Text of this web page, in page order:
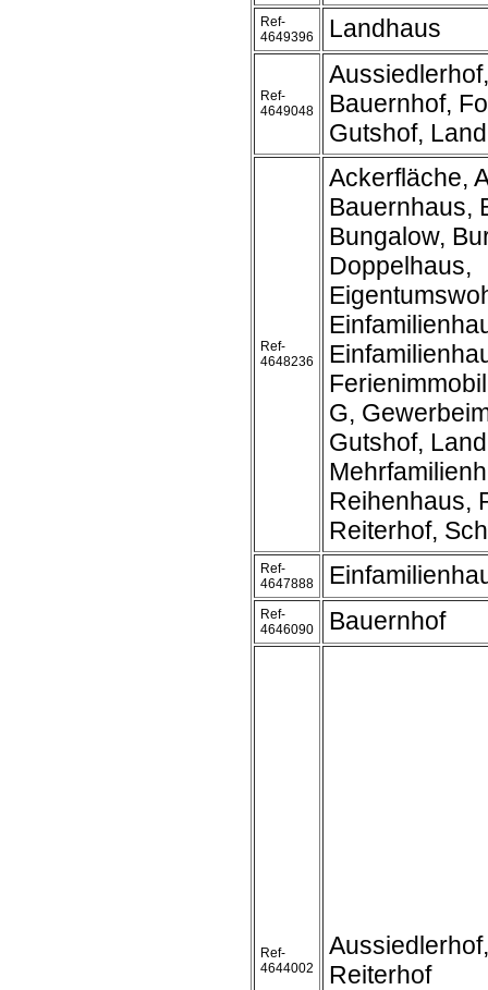
Ref-
4649396
Landhaus
Ref-
4649048
Bauernhof,
Gutshof,
Ref-
4648236
Ackerfläche,
Bauernhaus,
Bungalow,
Doppelhaus,
G,
Gutshof,
Reihenhaus,
Reiterhof,
Ref-
4647888
Ref-
4646090
Bauernhof
Ref-
4644002
Reiterhof